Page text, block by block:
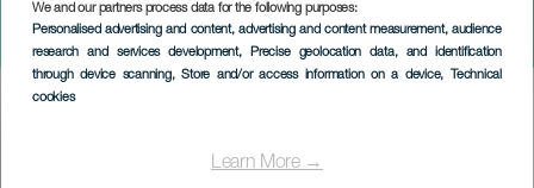
We and our partners process data for the following purposes:
Personalised advertising and content, advertising and content measurement, audience
research and services development, Precise geolocation data, and identification
through device scanning, Store and/or access information on a device, Technical
cookies
Learn More →
Ensemble Nexus im
Konzert
Imagen